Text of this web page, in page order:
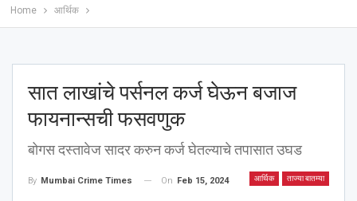
Home आर्थिक
सात लाखांचे पर्सनल कर्ज घेऊन बजाज
फायनान्सची फसवणुक
बोगस दस्तावेज सादर करुन कर्ज घेतल्याचे तपासात उघड
आर्थिक ताज्या बातम्या
By Mumbai Crime Times On Feb 15, 2024